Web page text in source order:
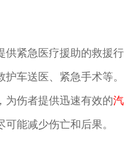
供紧急医疗援助的救援行
车送医、紧急手术等。
为伤者提供迅速有效的汽
可能减少伤亡和后果。